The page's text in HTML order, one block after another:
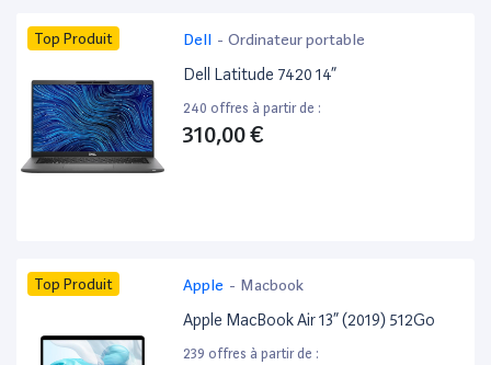
Top Produit Dell - Ordinateur portable
Dell Latitude 7420 14”
240 offres à partir de :
310,00 €
Top Produit Apple - Macbook
Apple MacBook Air 13” (2019) 512Go
239 offres à partir de :